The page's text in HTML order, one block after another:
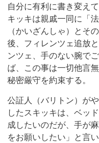
自分に有利に書き変え
キッキは親戚一同に「
（かいざんしゃ）とそ
後、フィレンツェ追放
ンツェ、手のない腕で
ば、この事は一切他言
秘密厳守を約束する。
公証人（バリトン）が
したスキッキは、ベッ
成したいのだが、手が
をお願いしたい」と言